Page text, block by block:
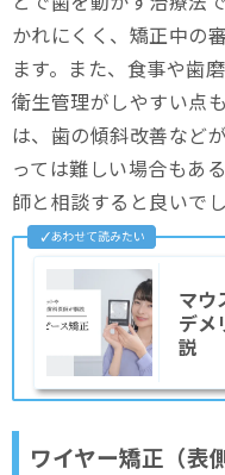
かれにくく、矯正中の
ます。また、食事や歯
衛生管理がしやすい点
は、歯の傾斜改善など
っては難しい場合もあ
師と相談すると良いでし
マウ
デメ
説
ワイヤー矯正（表側